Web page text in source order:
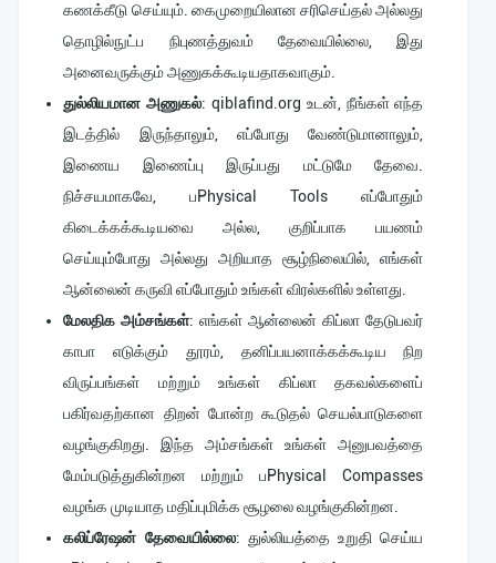
கணக்கீடு செய்யும். கைமுறையிலான சரிசெய்தல் அல்லது
தொழில்நுட்ப நிபுணத்துவம் தேவையில்லை, இது
அனைவருக்கும் அணுகக்கூடியதாகவாகும்.
துல்லியமான அணுகல்: qiblafind.org உடன், நீங்கள் எந்த
இடத்தில் இருந்தாலும், எப்போது வேண்டுமானாலும்,
இணைய இணைப்பு இருப்பது மட்டுமே தேவை.
நிச்சயமாகவே, பPhysical Tools எப்போதும்
கிடைக்கக்கூடியவை அல்ல, குறிப்பாக பயணம்
செய்யும்போது அல்லது அறியாத சூழ்நிலையில், எங்கள்
ஆன்லைன் கருவி எப்போதும் உங்கள் விரல்களில் உள்ளது.
மேலதிக அம்சங்கள்: எங்கள் ஆன்லைன் கிப்லா தேடுபவர்
காபா எடுக்கும் தூரம், தனிப்பயனாக்கக்கூடிய நிற
விருப்பங்கள் மற்றும் உங்கள் கிப்லா தகவல்களைப்
பகிர்வதற்கான திறன் போன்ற கூடுதல் செயல்பாடுகளை
வழங்குகிறது. இந்த அம்சங்கள் உங்கள் அனுபவத்தை
மேம்படுத்துகின்றன மற்றும் பPhysical Compasses
வழங்க முடியாத மதிப்புமிக்க சூழலை வழங்குகின்றன.
கலிப்ரேஷன் தேவையில்லை: துல்லியத்தை உறுதி செய்ய